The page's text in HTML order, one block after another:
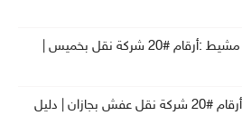
شركات نقل عفش خميس مشيط :أرقام #20 شركة نقل بخميس |
شركات نقل عفش جازان : أرقام #20 شركة نقل عفش بجازان | دليل